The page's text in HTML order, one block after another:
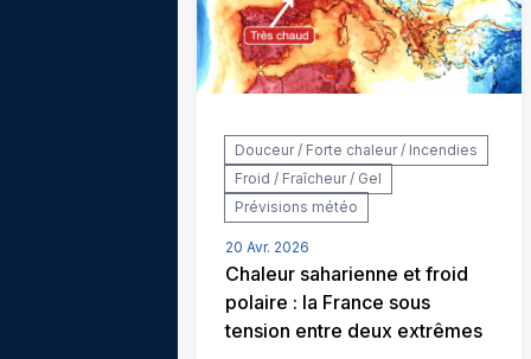
Douceur / Forte chaleur / Incendies
Froid / Fraîcheur / Gel
Prévisions météo
20 Avr. 2026
Chaleur saharienne et froid
polaire : la France sous
tension entre deux extrêmes